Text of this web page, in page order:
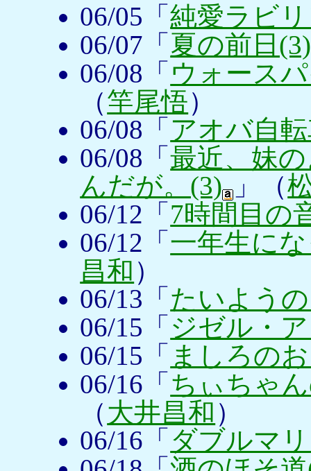
06/05「純愛ラビ
06/07「 夏の前日(3)
06/08「 ウォース
（竿尾悟）
06/08「 アオバ自
06/08「最近、妹
んだが。(3)
」（
06/12「 7時間目の
06/12「 一年生に
昌和 ）
06/13「 たいよう
06/15「 ジゼル・
06/15「 ましろの
06/16「 ちぃちゃ
（大井昌和 ）
06/16「 ダブルマ